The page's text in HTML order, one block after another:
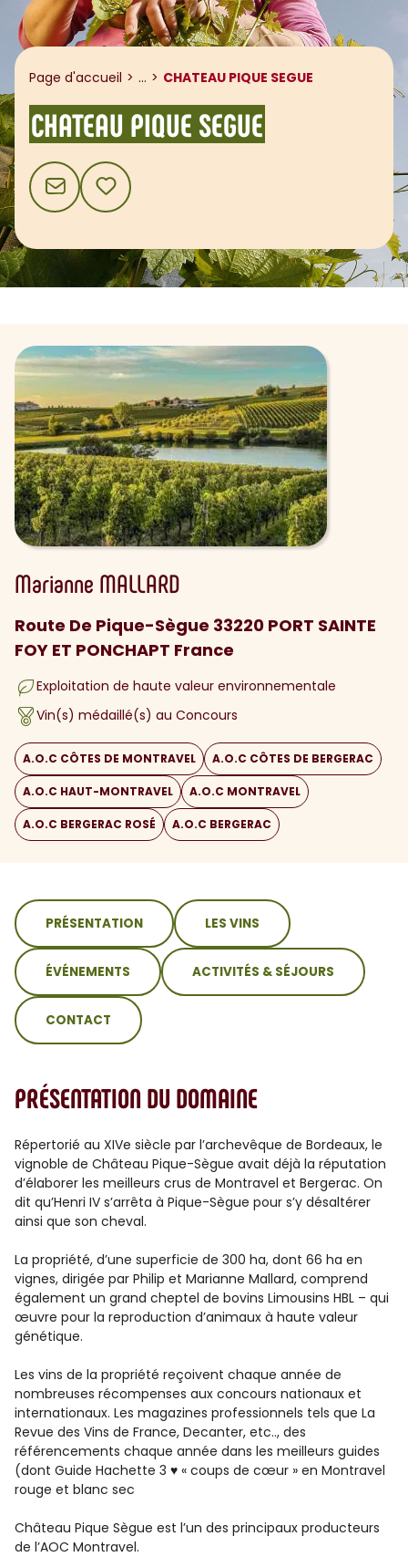
Page d'accueil ... Afficher le fil d'ariane
CHATEAU PIQUE SEGUE
CHATEAU PIQUE SEGUE
CONTACTAJOUTER AUX FAVORIS
Marianne MALLARD
Route De Pique-Sègue 33220 PORT SAINTE
FOY ET PONCHAPT France
Exploitation de haute valeur environnementale
Vin(s) médaillé(s) au Concours
A.O.C CÔTES DE MONTRAVEL A.O.C CÔTES DE BERGERAC
A.O.C HAUT-MONTRAVEL A.O.C MONTRAVEL
A.O.C BERGERAC ROSÉ A.O.C BERGERAC
sommaire
PRÉSENTATION LES VINS
ÉVÉNEMENTS ACTIVITÉS & SÉJOURS
CONTACT
PRÉSENTATION DU DOMAINE
Répertorié au XIVe siècle par l’archevêque de Bordeaux, le
vignoble de Château Pique-Sègue avait déjà la réputation
d’élaborer les meilleurs crus de Montravel et Bergerac. On
dit qu’Henri IV s’arrêta à Pique-Sègue pour s’y désaltérer
ainsi que son cheval.
La propriété, d’une superficie de 300 ha, dont 66 ha en
vignes, dirigée par Philip et Marianne Mallard, comprend
également un grand cheptel de bovins Limousins HBL – qui
œuvre pour la reproduction d’animaux à haute valeur
génétique.
Les vins de la propriété reçoivent chaque année de
nombreuses récompenses aux concours nationaux et
internationaux. Les magazines professionnels tels que La
Revue des Vins de France, Decanter, etc.., des
référencements chaque année dans les meilleurs guides
(dont Guide Hachette 3 ♥ « coups de cœur » en Montravel
rouge et blanc sec
Château Pique Sègue est l’un des principaux producteurs
de l’AOC Montravel.